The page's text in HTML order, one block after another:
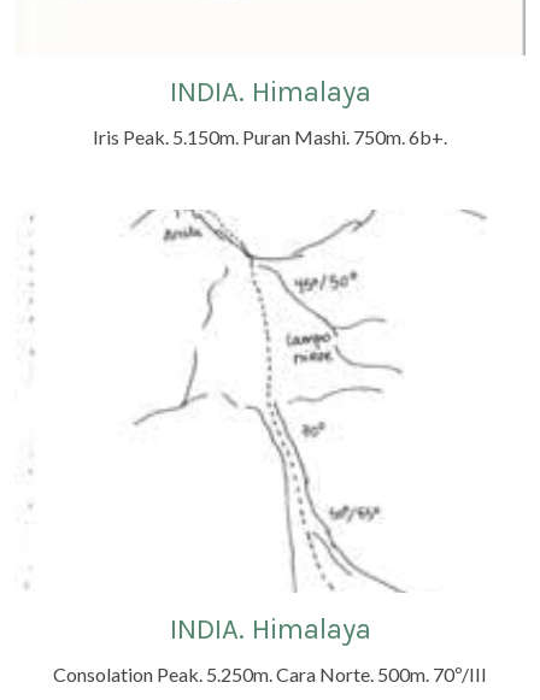
INDIA. Himalaya
Iris Peak. 5.150m. Puran Mashi. 750m. 6b+.
INDIA. Himalaya
Consolation Peak. 5.250m. Cara Norte. 500m. 70º/III